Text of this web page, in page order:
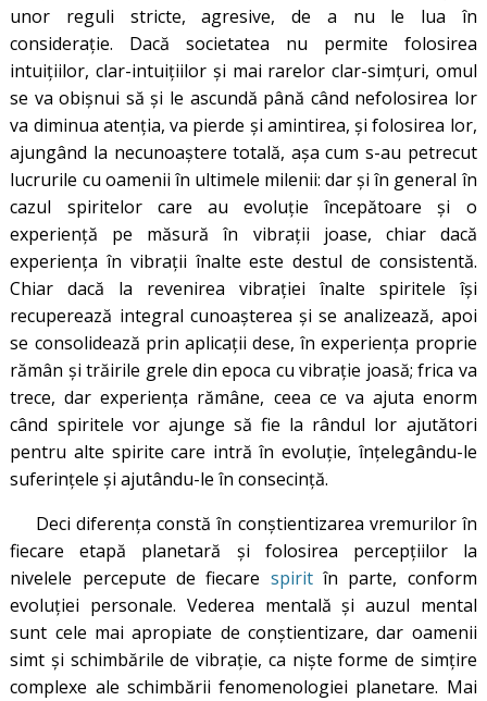
unor reguli stricte, agresive, de a nu le lua în
considerație. Dacă societatea nu permite folosirea
intuiţiilor, clar-intuiţiilor şi mai rarelor clar-simţuri, omul
se va obişnui să şi le ascundă până când nefolosirea lor
va diminua atenţia, va pierde şi amintirea, şi folosirea lor,
ajungând la necunoaştere totală, așa cum s-au petrecut
lucrurile cu oamenii în ultimele milenii: dar și în general în
cazul spiritelor care au evoluţie începătoare şi o
experienţă pe măsură în vibraţii joase, chiar dacă
experienţa în vibraţii înalte este destul de consistentă.
Chiar dacă la revenirea vibraţiei înalte spiritele îşi
recuperează integral cunoaşterea și se analizează, apoi
se consolidează prin aplicații dese, în experienţa proprie
rămân şi trăirile grele din epoca cu vibraţie joasă; frica va
trece, dar experiența rămâne, ceea ce va ajuta enorm
când spiritele vor ajunge să fie la rândul lor ajutători
pentru alte spirite care intră în evoluţie, înțelegându-le
suferințele și ajutându-le în consecință.
Deci diferenţa constă în conştientizarea vremurilor în
fiecare etapă planetară şi folosirea percepţiilor la
nivelele percepute de fiecare spiritîn parte, conform
evoluţiei personale. Vederea mentală și auzul mental
sunt cele mai apropiate de conștientizare, dar oamenii
simt și schimbările de vibrație, ca niște forme de simțire
complexe ale schimbării fenomenologiei planetare. Mai